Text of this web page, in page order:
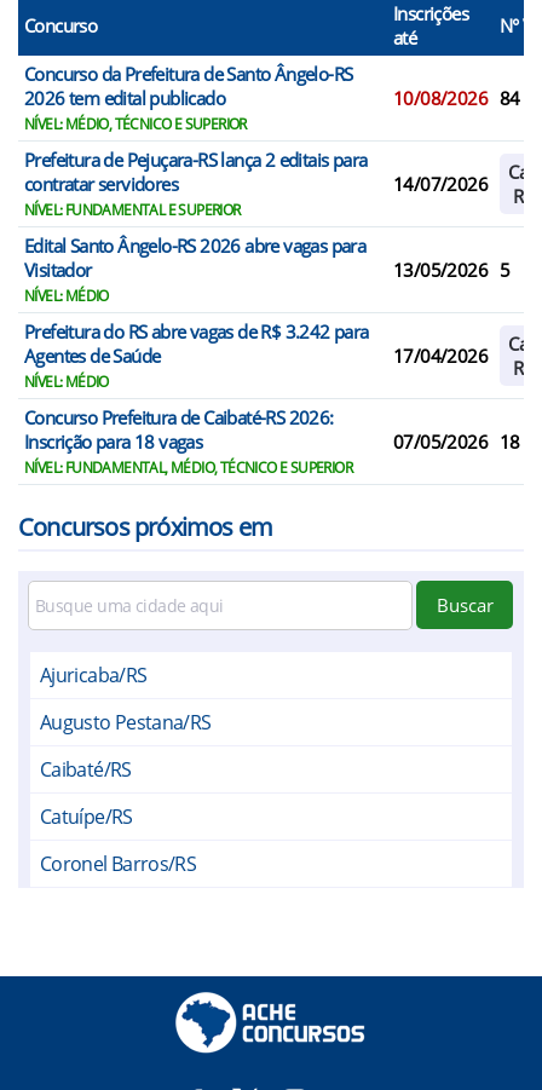
Concurso
Inscrições
até
N°
Concurso da Prefeitura de Santo Ângelo-RS
2026 tem edital publicado
NÍVEL: MÉDIO, TÉCNICO E SUPERIOR
10/08/2026 84
Prefeitura de Pejuçara-RS lança 2 editais para
contratar servidores
NÍVEL: FUNDAMENTAL E SUPERIOR
14/07/2026
Edital Santo Ângelo-RS 2026 abre vagas para
Visitador
NÍVEL: MÉDIO
13/05/2026 5
Prefeitura do RS abre vagas de R$ 3.242 para
Agentes de Saúde
NÍVEL: MÉDIO
17/04/2026
Concurso Prefeitura de Caibaté-RS 2026:
Inscrição para 18 vagas
NÍVEL: FUNDAMENTAL, MÉDIO, TÉCNICO E SUPERIOR
07/05/2026 18
Concursos próximos em
Buscar
Ajuricaba/RS
Augusto Pestana/RS
Caibaté/RS
Catuípe/RS
Coronel Barros/RS
Eugênio de Castro/RS